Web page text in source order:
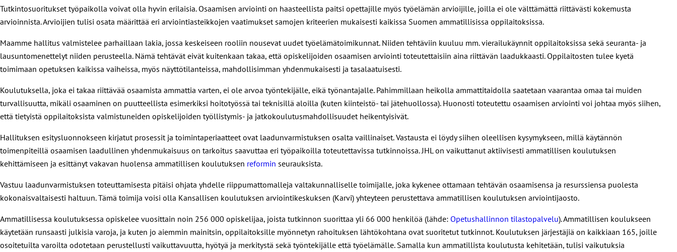
Tutkintosuoritukset työpaikolla voivat olla hyvin erilaisia. Osaamisen arviointi on haasteellista paitsi opettajille myös työelämän arvioijille, joilla ei ole välttämättä riittävästi kokemusta
arvioinnista. Arvioijien tulisi osata määrittää eri arviointiasteikkojen vaatimukset samojen kriteerien mukaisesti kaikissa Suomen ammatillisissa oppilaitoksissa.
Maamme hallitus valmistelee parhaillaan lakia, jossa keskeiseen rooliin nousevat uudet työelämätoimikunnat. Niiden tehtäviin kuuluu mm. vierailukäynnit oppilaitoksissa sekä seuranta- ja
lausuntomenettelyt niiden perusteella. Nämä tehtävät eivät kuitenkaan takaa, että opiskelijoiden osaamisen arviointi toteutettaisiin aina riittävän laadukkaasti. Oppilaitosten tulee kyetä
toimimaan opetuksen kaikissa vaiheissa, myös näyttötilanteissa, mahdollisimman yhdenmukaisesti ja tasalaatuisesti.
Koulutuksella, joka ei takaa riittävää osaamista ammattia varten, ei ole arvoa työntekijälle, eikä työnantajalle. Pahimmillaan heikolla ammattitaidolla saatetaan vaarantaa omaa tai muiden
turvallisuutta, mikäli osaaminen on puutteellista esimerkiksi hoitotyössä tai teknisillä aloilla (kuten kiinteistö- tai jätehuollossa). Huonosti toteutettu osaamisen arviointi voi johtaa myös siihen,
että tietyistä oppilaitoksista valmistuneiden opiskelijoiden työllistymis- ja jatkokoulutusmahdollisuudet heikentyisivät.
Hallituksen esitysluonnokseen kirjatut prosessit ja toimintaperiaatteet ovat laadunvarmistuksen osalta vaillinaiset. Vastausta ei löydy siihen oleellisen kysymykseen, millä käytännön
toimenpiteillä osaamisen laadullinen yhdenmukaisuus on tarkoitus saavuttaa eri työpaikoilla toteutettavissa tutkinnoissa. JHL on vaikuttanut aktiivisesti ammatillisen koulutuksen
kehittämiseen ja esittänyt vakavan huolensa ammatillisen koulutuksen reformin seurauksista.
Vastuu laadunvarmistuksen toteuttamisesta pitäisi ohjata yhdelle riippumattomalleja valtakunnalliselle toimijalle, joka kykenee ottamaan tehtävän osaamisensa ja resurssiensa puolesta
kokonaisvaltaisesti haltuun. Tämä toimija voisi olla Kansallisen koulutuksen arviointikeskuksen (Karvi) yhteyteen perustettava ammatillisen koulutuksen arviointijaosto.
Ammatillisessa koulutuksessa opiskelee vuosittain noin 256 000 opiskelijaa, joista tutkinnon suorittaa yli 66 000 henkilöä (lähde: Opetushallinnon tilastopalvelu). Ammatillisen koulukseen
käytetään runsaasti julkisia varoja, ja kuten jo aiemmin mainitsin, oppilaitoksille myönnetyn rahoituksen lähtökohtana ovat suoritetut tutkinnot. Koulutuksen järjestäjiä on kaikkiaan 165, joille
osoitetuilta varoilta odotetaan perustellusti vaikuttavuutta, hyötyä ja merkitystä sekä työntekijälle että työelämälle. Samalla kun ammatillista koulutusta kehitetään, tulisi vaikutuksia